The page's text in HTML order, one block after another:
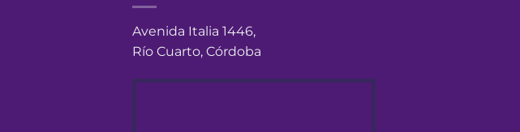
Avenida Italia 1446,
Río Cuarto, Córdoba